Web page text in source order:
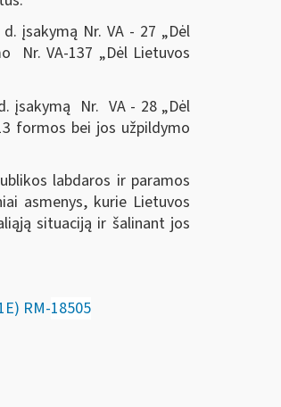
įsakymą Nr. VA - 27 „Dėl
Nr. VA-137 „Dėl Lietuvos
įsakymą Nr. VA - 28 „Dėl
formos bei jos užpildymo
labdaros ir paramos
asmenys, kurie Lietuvos
situaciją ir šalinant jos
RM-18505